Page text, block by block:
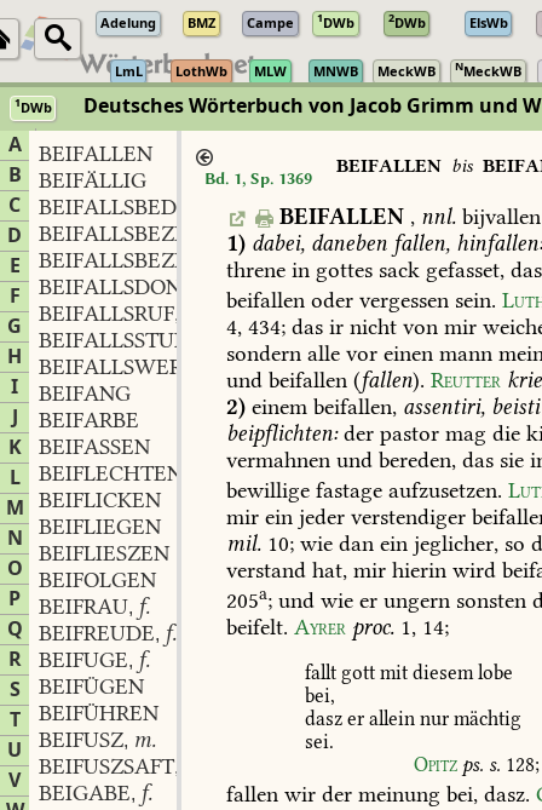
Adelung BMZ Campe 1DWb 2DWb ElsWb
LmL LothWb MLW MNWB MeckWB NMeckWB
1DWb Deutsches Wörterbuch von Jacob Grimm und
A
B
C
D
E
F
G
H
I
J
K
L
M
N
O
P
Q
R
S
T
U
V
BEIFALLEN
BEIFÄLLIG
BEIFALLSBEDÜRFTIG
BEIFALLSBEZEIGUNG,f.
BEIFALLSBEZEUGUNG
BEIFALLSDONNER
,
m.
BEIFALLSRUF,
BEIFALLSSTURM
m.
BEIFALLSWERTH
BEIFANG
BEIFARBE
BEIFASSEN
BEIFLECHTEN
BEIFLICKEN
BEIFLIEGEN
BEIFLIESZEN
BEIFOLGEN
BEIFRAU, f.
BEIFREUDE, f.
BEIFUGE, f.
BEIFÜGEN
BEIFÜHREN
BEIFUSZ, m.
BEIFUSZSAFT,
BEIGABE, f.
Bd. 1, Sp. 1369
BEIFALLEN bis
BEIFALLEN , nnl.
1) dabei, daneben fallen,
threne in gottes sack gefasset, das
beifallen oder vergessen sein.
4, 434; das ir nicht von mir
sondern alle vor einen mann
und beifallen (fallen). Reutter
2) einem beifallen, assentiri,
beipflichten:der pastor mag die
vermahnen und bereden, das sie
bewillige fastage aufzusetzen.
mir ein jeder verstendiger
mil. 10; wie dan ein jeglicher, so
verstand hat, mir hierin wird
205a; und wie er ungern sonsten
beifelt. Ayrer proc. 1, 14;
fallt gott mit diesem lobe
bei,
dasz er allein nur mächtig
sei.
Opitz ps. s. 128;
fallen wir der meinung bei, dasz.